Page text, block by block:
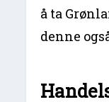
å ta
denne